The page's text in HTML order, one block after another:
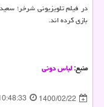
در فیلم تلویزیونی شرخر؛
بازی کرده اند.
منبع:لباس دونی
1400/02/22